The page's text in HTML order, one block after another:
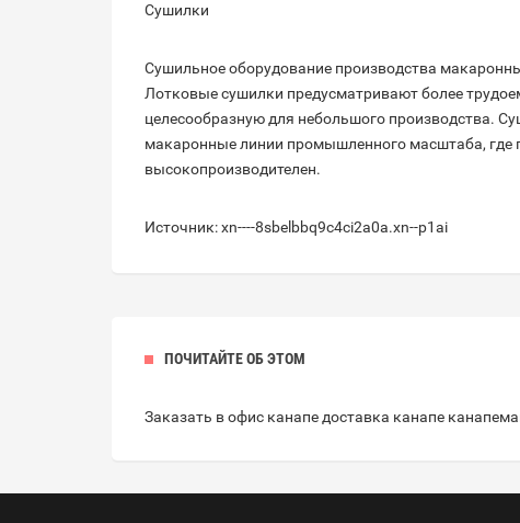
Сушилки
Сушильное оборудование производства
Лотковые сушилки предусматривают более
целесообразную для небольшого производства.
макаронные линии промышленного масштаба, где
высокопроизводителен.
Источник: xn----8sbelbbq9c4ci2a0a.xn--p1ai
ПОЧИТАЙТЕ ОБ ЭТОМ
Заказать в офис канапе доставка канапе